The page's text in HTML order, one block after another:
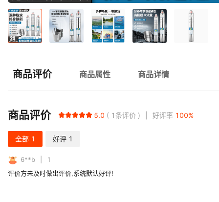
商品评价 商品属性 商品详情
商品评价 5.0 1条评价 好评率 100%
全部 1 好评 1
6**b
1
评价方未及时做出评价,系统默认好评!